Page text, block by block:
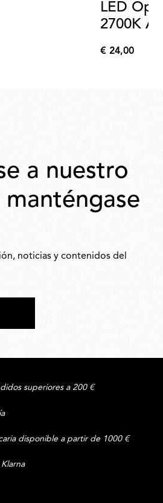
LED
2700K
€ 24,00
a nuestro
noticias y contenidos del
superiores a 200 €
disponible a partir de 1000 €